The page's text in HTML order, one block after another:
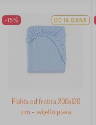
-15% DO 14 DANA
Plahta od frotira 200x120
cm - svijetlo plava